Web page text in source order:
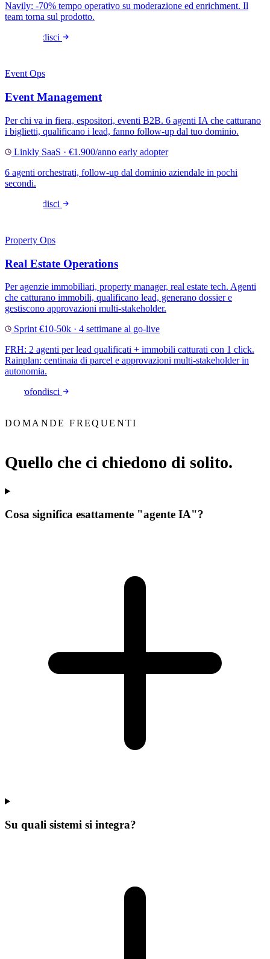
Navily: -70% tempo operativo su moderazione ed enrichment. Il
team torna sul prodotto.
Approfondisci
Event Ops
Event Management
Per chi va in fiera, espositori, eventi B2B. 6 agenti IA che catturano
i biglietti, qualificano i lead, fanno follow-up dal tuo dominio.
Linkly SaaS · €1.900/anno early adopter
6 agenti orchestrati, follow-up dal dominio aziendale in pochi
secondi.
Approfondisci
Property Ops
Real Estate Operations
Per agenzie immobiliari, property manager, real estate tech. Agenti
che catturano immobili, qualificano lead, generano dossier e
gestiscono approvazioni multi-stakeholder.
Sprint €10-50k · 4 settimane al go-live
FRH: 2 agenti per lead qualificati + immobili catturati con 1 click.
Rainplan: centinaia di parcel e approvazioni multi-stakeholder in
autonomia.
Approfondisci
DOMANDE FREQUENTI
Quello che ci chiedono di solito.
Cosa significa esattamente "agente IA"?
Su quali sistemi si integra?